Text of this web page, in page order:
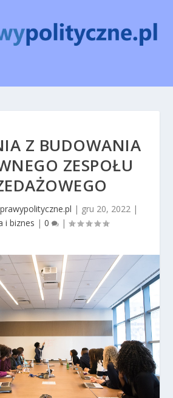
Z BUDOWANIA
ZESPOŁU
| gru 20, 2022|
i biznes | 0 |